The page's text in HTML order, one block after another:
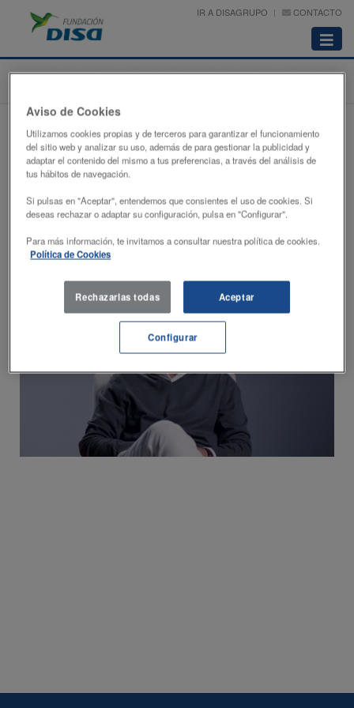
IR A DISAGRUPO
CONTACTO
Abrir
menú
ALEJANDRO VILLENA
Destacado psicólogo general sanitario y sexólogo clínico español, reconocido por su
labor de investigación y divulgación sobre la salud sexual y las adicciones
particular en el impacto de la pornografía en adolescentes y adultos. Miembro del
Comité Nacional de expertos del Gobierno de España para la generación de entornos
Aviso de Cookies
Utilizamos cookies propias y de terceros para garantizar el funcionamiento
del sitio web y analizar su uso, además de para gestionar la publicidad y
adaptar el contenido del mismo a tus preferencias, a través del análisis de
tus hábitos de navegación.
Si pulsas en "Aceptar", entendemos que consientes el uso de cookies. Si
deseas rechazar o adaptar su configuración, pulsa en "Configurar".
Para más información, te invitamos a consultar nuestra política de cookies.
Política de Cookies
Rechazarlas todas Aceptar
Configurar